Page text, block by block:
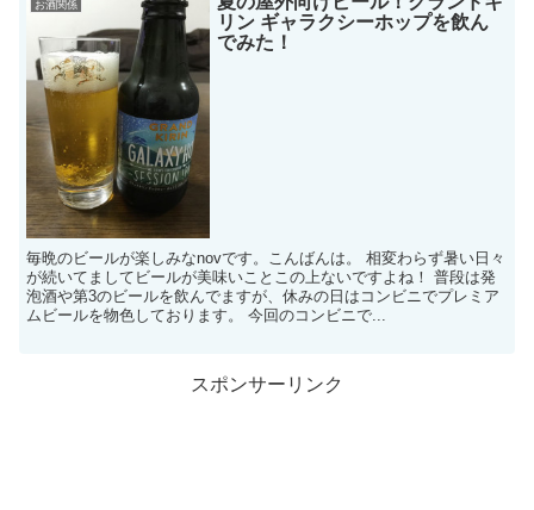
お酒関係
リン ギャラクシーホップを飲ん
でみた！
毎晩のビールが楽しみなnovです。こんばんは。 相変わらず暑い日々
が続いてましてビールが美味いことこの上ないですよね！ 普段は発
泡酒や第3のビールを飲んでますが、休みの日はコンビニでプレミア
ムビールを物色しております。 今回のコンビニで...
スポンサーリンク